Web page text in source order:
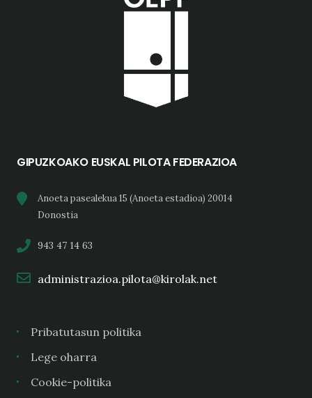
GIPUZKOAKO EUSKAL PILOTA FEDERAZIOA
Anoeta pasealekua 15 (Anoeta estadioa) 20014
Donostia
943 47 14 63
administrazioa.pilota@kirolak.net
Pribatutasun politika
Lege oharra
Cookie-politika